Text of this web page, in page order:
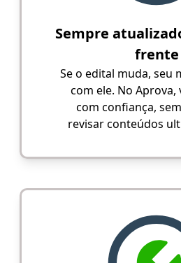
Sempre
frente
Se o edital muda, seu
com ele. No Aprova,
com confiança,
revisar conteúdos